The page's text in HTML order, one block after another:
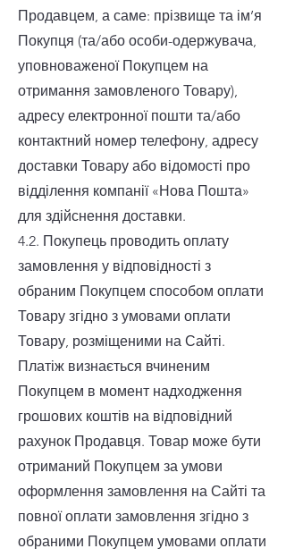
Продавцем, а саме: прізвище та ім’я
Покупця (та/або особи-одержувача,
уповноваженої Покупцем на
отримання замовленого Товару),
адресу електронної пошти та/або
контактний номер телефону, адресу
доставки Товару або відомості про
відділення компанії «Нова Пошта»
для здійснення доставки.
4.2. Покупець проводить оплату
замовлення у відповідності з
обраним Покупцем способом оплати
Товару згідно з умовами оплати
Товару, розміщеними на Сайті.
Платіж визнається вчиненим
Покупцем в момент надходження
грошових коштів на відповідний
рахунок Продавця. Товар може бути
отриманий Покупцем за умови
оформлення замовлення на Сайті та
повної оплати замовлення згідно з
обраними Покупцем умовами оплати